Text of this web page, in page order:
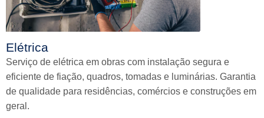
Elétrica
Serviço de elétrica em obras com instalação segura e
eficiente de fiação, quadros, tomadas e luminárias. Garantia
de qualidade para residências, comércios e construções em
geral.